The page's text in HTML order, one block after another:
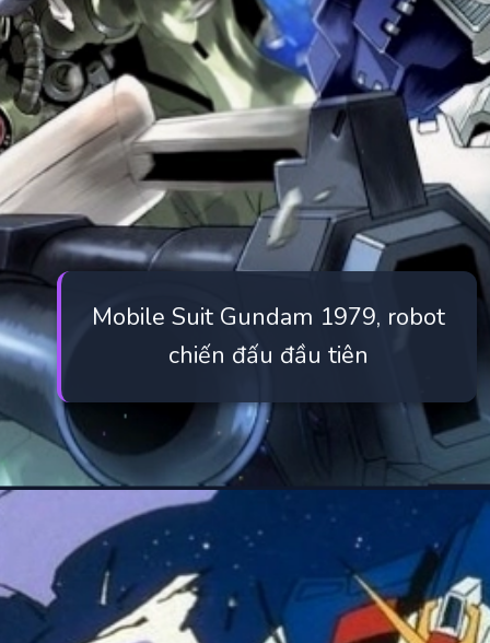
Mobile Suit Gundam 1979, robot
chiến đấu đầu tiên
Đang mở